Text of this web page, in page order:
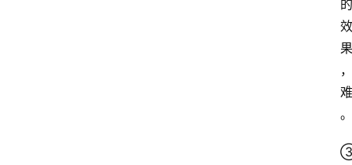
的
效
果
，
难
。